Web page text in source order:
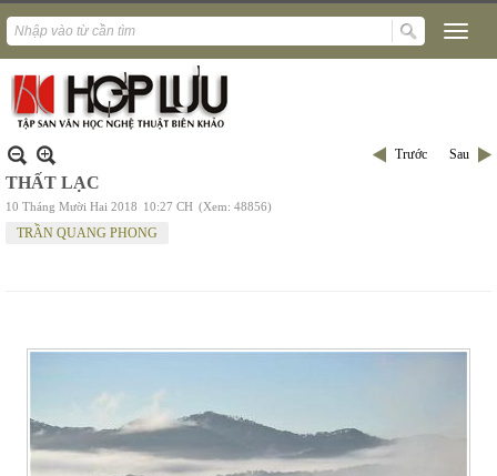
Trước Sau
THẤT LẠC
10 Tháng Mười Hai 2018 10:27 CH (Xem: 48856)
TRẦN QUANG PHONG